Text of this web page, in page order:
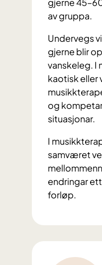
gjerne
av gruppa.
Undervegs
gjerne blir
vanskeleg. I
kaotisk eller
og
situasjonar.
I
samværet
endringar
forløp.